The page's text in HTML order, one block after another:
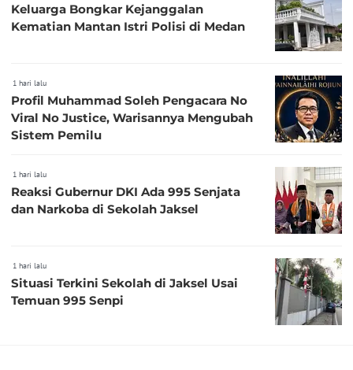
Keluarga Bongkar Kejanggalan
Kematian Mantan Istri Polisi di Medan
1 hari lalu
Profil Muhammad Soleh Pengacara No
Viral No Justice, Warisannya Mengubah
Sistem Pemilu
1 hari lalu
Reaksi Gubernur DKI Ada 995 Senjata
dan Narkoba di Sekolah Jaksel
1 hari lalu
Situasi Terkini Sekolah di Jaksel Usai
Temuan 995 Senpi